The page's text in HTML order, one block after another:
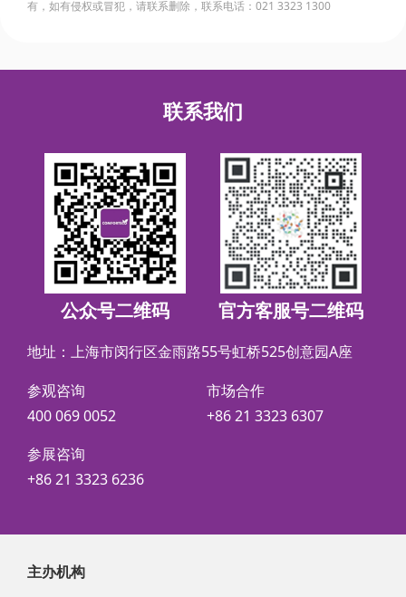
有，如有侵权或冒犯，请联系删除，联系电话：021 3323 1300
联系我们
公众号二维码 官方客服号二维码
地址：上海市闵行区金雨路55号虹桥525创意园A座
参观咨询
400 069 0052
市场合作
+86 21 3323 6307
参展咨询
+86 21 3323 6236
主办机构